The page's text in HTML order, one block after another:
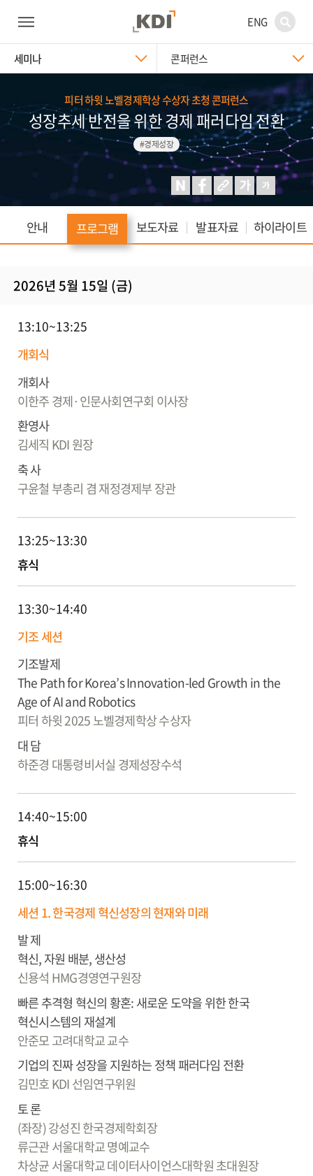
ENG
세미나 콘퍼런스
피터 하윗 노벨경제학상 수상자 초청 콘퍼런스
성장추세 반전을 위한 경제 패러다임 전환
#경제성장
안내 프로그램 보도자료 발표자료 하이라이트
2026년 5월 15일 (금)
13:10~13:25
개회식
개회사
이한주경제·인문사회연구회 이사장
환영사
김세직 KDI 원장
축 사
구윤철 부총리 겸 재정경제부 장관
13:25~13:30
휴식
13:30~14:40
기조 세션
기조발제
The Path for Korea’s Innovation-led Growth in the
Age of AI and Robotics
피터 하윗2025 노벨경제학상 수상자
대 담
하준경 대통령비서실 경제성장수석
14:40~15:00
휴식
15:00~16:30
세션 1. 한국경제 혁신성장의 현재와 미래
발 제
혁신, 자원 배분, 생산성
신용석 HMG경영연구원장
빠른 추격형 혁신의 황혼: 새로운 도약을 위한 한국
혁신시스템의 재설계
안준모고려대학교 교수
기업의 진짜 성장을 지원하는 정책 패러다임 전환
김민호KDI 선임연구위원
토 론
(좌장) 강성진한국경제학회장
류근관서울대학교 명예교수
차상균서울대학교 데이터사이언스대학원 초대원장